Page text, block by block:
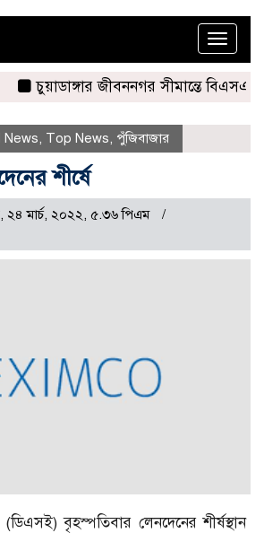
Toggle
চুয়াডাঙ্গার জীবননগর সীমান্তে বিএসএফের
News Top News পুঁজিবাজার
শীর্ষে
মার্চ, ২০২২, ৫.৩৬ পিএম
বৃহস্পতিবার লেনদেনের শীর্ষস্থান